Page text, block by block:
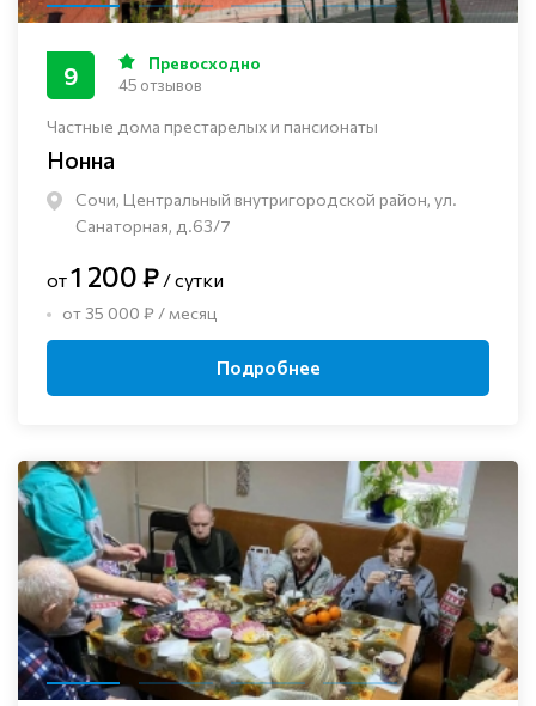
Частные дома престарелых и пансионаты
Нонна
Сочи, Центральный внутригородской район, ул.
Санаторная, д.63/7
9 Превосходно
45 отзывов
от1 200 ₽ / сутки
от 35 000 ₽ / месяц
Подробнее